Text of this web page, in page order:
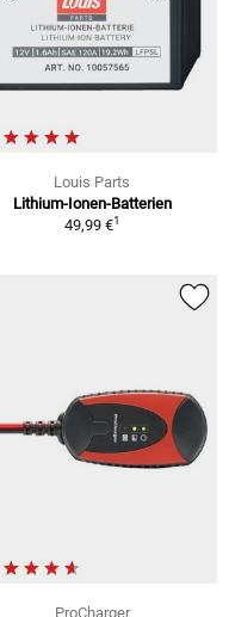
Louis Parts
Lithium-Ionen-Batterien
49,99 €1
ProCharger